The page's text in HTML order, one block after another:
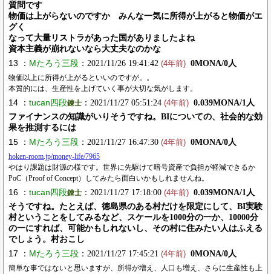
質問です
物価は上がらないのですか みんな一気に所得が上がると物価がエ
グく
なって大量リストラがあった国がありましたよね
資本主義が崩れないなら大丈夫なのかな
13 ： Mたろう三段 ：2021/11/26 19:41:42 (4年前) 0MONA/0人
物価以上に所得が上がるといいのですが。。
本質的には、生産性を上げていく事が大切な気がします。
14 ： tucan四段錬士 ：2021/11/27 05:51:24 (4年前) 0.039MONA/1人
ファイナンスの知識がいりそうですね。BIについての、社会的な効
果を推測するには
15 ： Mたろう三段 ：2021/11/27 16:47:30 (4年前) 0MONA/0人
hoken-room.jp/money-life/7965
やはり課題は財源の様です。世界に先駆けて暗号資産で負担が軽減できるか
PoC（Proof of Concept）してみたら面白いかもしれませんね。
16 ： tucan四段錬士 ：2021/11/27 17:18:00 (4年前) 0.039MONA/1人
そうですね。たとえば、徳島県のある村だけを限定にして、BI実験
村ということをしてみるなど、スケールを1000分の一か、10000分
の一にすれば、可能かもしれないし、その村に住みたい人はふえる
でしょう。村おこし
17 ： Mたろう三段 ：2021/11/27 17:45:21 (4年前) 0MONA/0人
簡単な事ではないと思いますが、所得が増え、人口も増え、さらに生産性も上